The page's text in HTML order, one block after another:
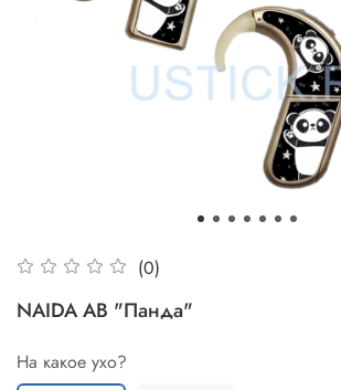
(0)
NAIDA AB "Панда"
На какое ухо?